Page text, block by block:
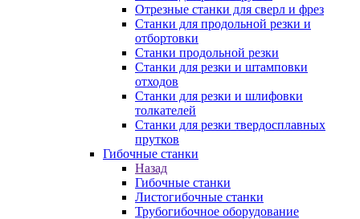
Отрезные станки для сверл и фрез
Станки для продольной резки и
отбортовки
Станки продольной резки
Станки для резки и штамповки
отходов
Станки для резки и шлифовки
толкателей
Станки для резки твердосплавных
прутков
Гибочные станки
Назад
Гибочные станки
Листогибочные станки
Трубогибочное оборудование